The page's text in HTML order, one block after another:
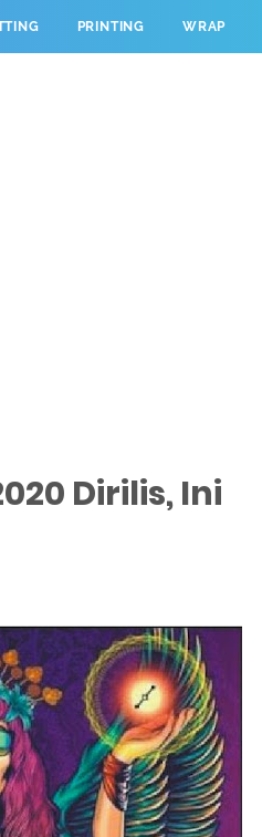
PRINTING WRAP
Dirilis, Ini